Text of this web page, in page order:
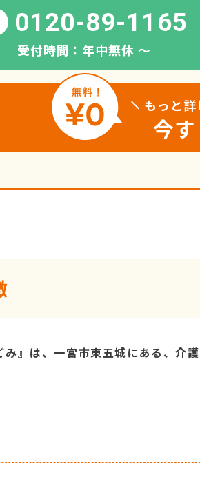
0120-89-1165
受付時間：年中無休 〜
もっと詳
今
み』は、一宮市東五城にある、介